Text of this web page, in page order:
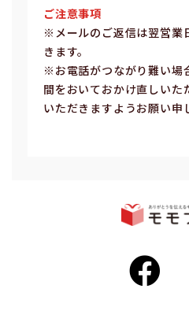
ご注意事項
※メールのご返信は翌営業
きます。
※お電話がつながり難い場
間をおいておかけ直しいた
いただきますようお願い申